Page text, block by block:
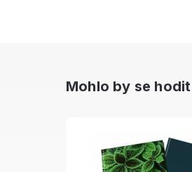
Mohlo by se hodit